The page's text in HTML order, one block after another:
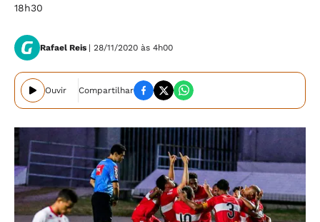
18h30
Rafael Reis | 28/11/2020 às 4h00
Ouvir Compartilhar